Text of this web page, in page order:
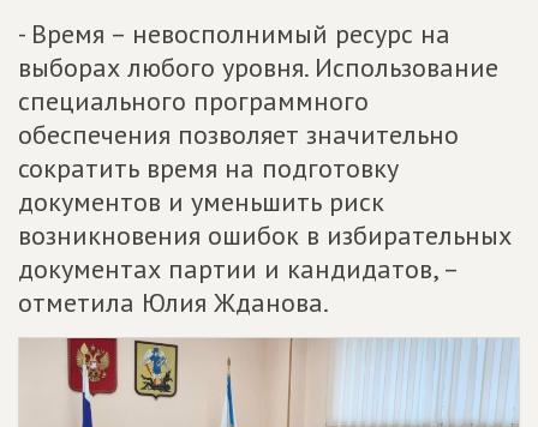
- Время – невосполнимый ресурс на
выборах любого уровня. Использование
специального программного
обеспечения позволяет значительно
сократить время на подготовку
документов и уменьшить риск
возникновения ошибок в избирательных
документах партии и кандидатов, –
отметила Юлия Жданова.